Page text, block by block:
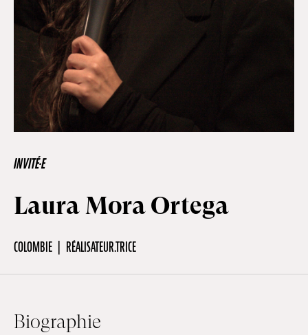
Hors-Festival
Infos pratiques
Jeune Public
Presse / Pro
Emplois
INVITÉ·E
Laura Mora Ortega
COLOMBIE RÉALISATEUR.TRICE
Biographie